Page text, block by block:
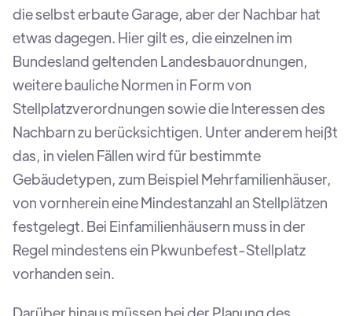
die selbst erbaute Garage, aber der Nachbar hat
etwas dagegen. Hier gilt es, die einzelnen im
Bundesland geltenden Landesbauordnungen,
weitere bauliche Normen in Form von
Stellplatzverordnungen sowie die Interessen des
Nachbarn zu berücksichtigen. Unter anderem heißt
das, in vielen Fällen wird für bestimmte
Gebäudetypen, zum Beispiel Mehrfamilienhäuser,
von vornherein eine Mindestanzahl an Stellplätzen
festgelegt. Bei Einfamilienhäusern muss in der
Regel mindestens ein Pkwunbefest-Stellplatz
vorhanden sein.